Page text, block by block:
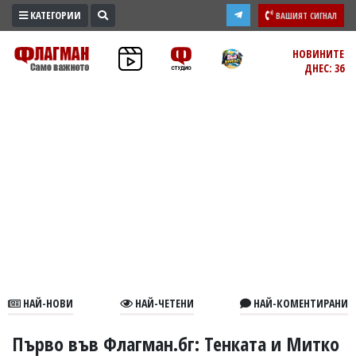
ПРОМО
ЗОНА
В
КАТЕГОРИИ ВАШИЯТ СИГНАЛ
НОВИНИТЕ
ДНЕС: 36
НАЙ-НОВИ НАЙ-ЧЕТЕНИ НАЙ-КОМЕНТИРАНИ
Първо във Флагман.бг: Тенката и Митко